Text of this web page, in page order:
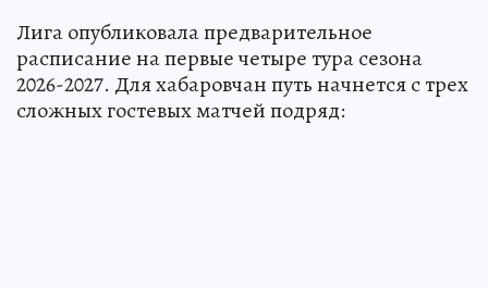
Лига опубликовала предварительное
расписание на первые четыре тура сезона
2026-2027. Для хабаровчан путь начнется с трех
сложных гостевых матчей подряд: